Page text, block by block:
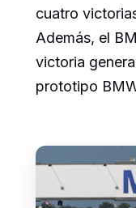
cuatro
Además, el
victoria
prototipo